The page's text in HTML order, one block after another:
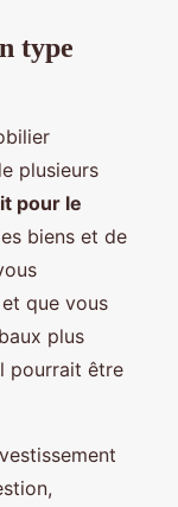
type
plusieurs
pour le
biens et de
que vous
plus
pourrait être